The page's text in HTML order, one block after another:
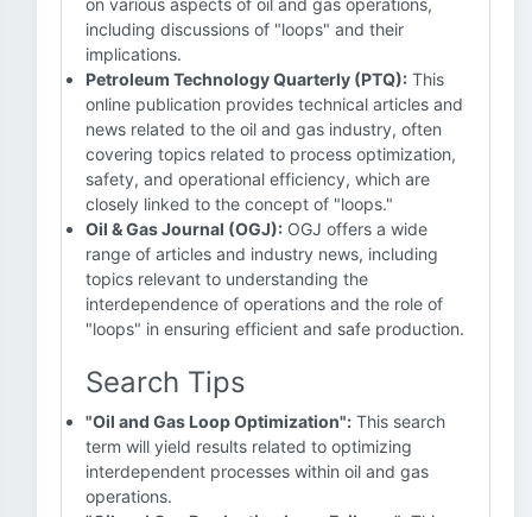
on various aspects of oil and gas operations,
including discussions of "loops" and their
implications.
Petroleum Technology Quarterly (PTQ): This
online publication provides technical articles and
news related to the oil and gas industry, often
covering topics related to process optimization,
safety, and operational efficiency, which are
closely linked to the concept of "loops."
Oil & Gas Journal (OGJ): OGJ offers a wide
range of articles and industry news, including
topics relevant to understanding the
interdependence of operations and the role of
"loops" in ensuring efficient and safe production.
Search Tips
"Oil and Gas Loop Optimization": This search
term will yield results related to optimizing
interdependent processes within oil and gas
operations.